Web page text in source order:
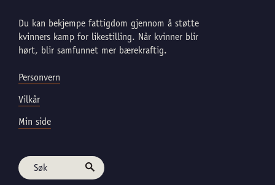
Du kan bekjempe fattigdom gjennom å støtte
kvinners kamp for likestilling. Når kvinner blir
hørt, blir samfunnet mer bærekraftig.
Personvern
Vilkår
Min side